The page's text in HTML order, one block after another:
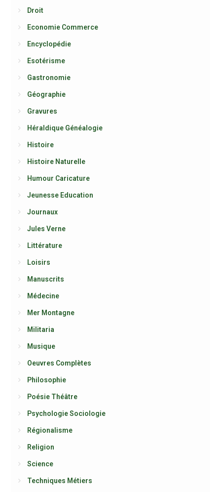
Droit
Economie Commerce
Encyclopédie
Esotérisme
Gastronomie
Géographie
Gravures
Héraldique Généalogie
Histoire
Histoire Naturelle
Humour Caricature
Jeunesse Education
Journaux
Jules Verne
Littérature
Loisirs
Manuscrits
Médecine
Mer Montagne
Militaria
Musique
Oeuvres Complètes
Philosophie
Poésie Théâtre
Psychologie Sociologie
Régionalisme
Religion
Science
Techniques Métiers